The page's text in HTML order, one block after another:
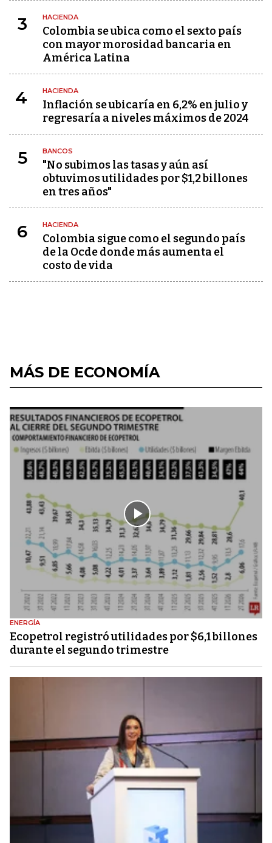
3 HACIENDA
Colombia se ubica como el sexto país
con mayor morosidad bancaria en
América Latina
4 HACIENDA
Inflación se ubicaría en 6,2% en julio y
regresaría a niveles máximos de 2024
5 BANCOS
"No subimos las tasas y aún así
obtuvimos utilidades por $1,2 billones
en tres años"
6 HACIENDA
Colombia sigue como el segundo país
de la Ocde donde más aumenta el
costo de vida
MÁS DE ECONOMÍA
ENERGÍA
Ecopetrol registró utilidades por $6,1 billones
durante el segundo trimestre